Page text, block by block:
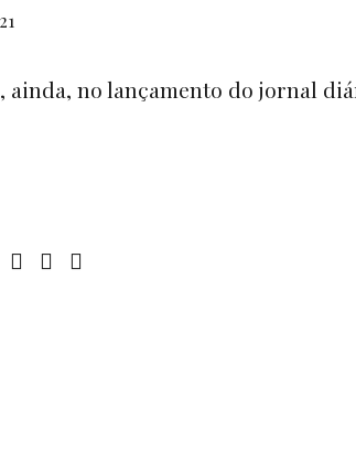
ainda, no lançamento do jornal